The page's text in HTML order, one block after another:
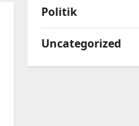
Politik
Uncategorized